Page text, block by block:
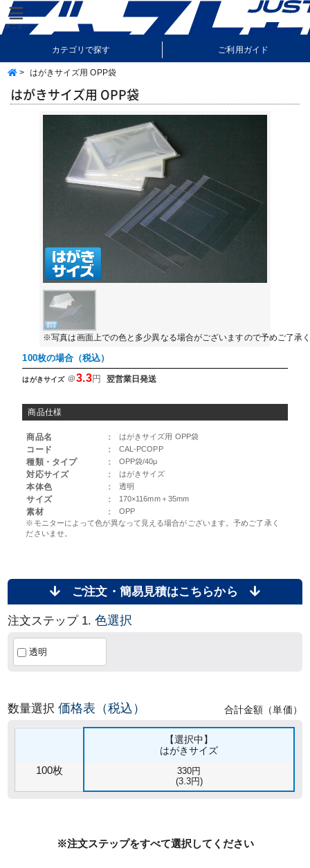
カテゴリで探す ご利用ガイド
納期・送料について
> はがきサイズ用 OPP袋
はがきサイズ用 OPP袋
※写真は画面上での色と多少異なる場合がございますので予めご了承
100枚の場合（税込）
はがきサイズ ＠3.3円 翌営業日発送
商品仕様
商品名 ： はがきサイズ用 OPP袋
コード ： CAL-PCOPP
種類・タイプ ： OPP袋/40μ
対応サイズ ： はがきサイズ
本体色 ： 透明
サイズ ： 170×116mm＋35mm
素材 ：
OPP
※モニターによって色が異なって見える場合がございます。予めご了承く
ださいませ。
ご注文・簡易見積はこちらから
注文ステップ 1.色選択
透明
数量選択価格表（税込） 合計金額（単価）
【選択中】
はがきサイズ
100枚
330円
(3.3円)
※注文ステップをすべて選択してください